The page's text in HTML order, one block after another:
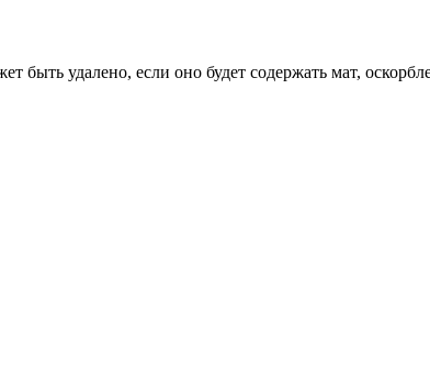
удалено, если оно будет содержать мат,